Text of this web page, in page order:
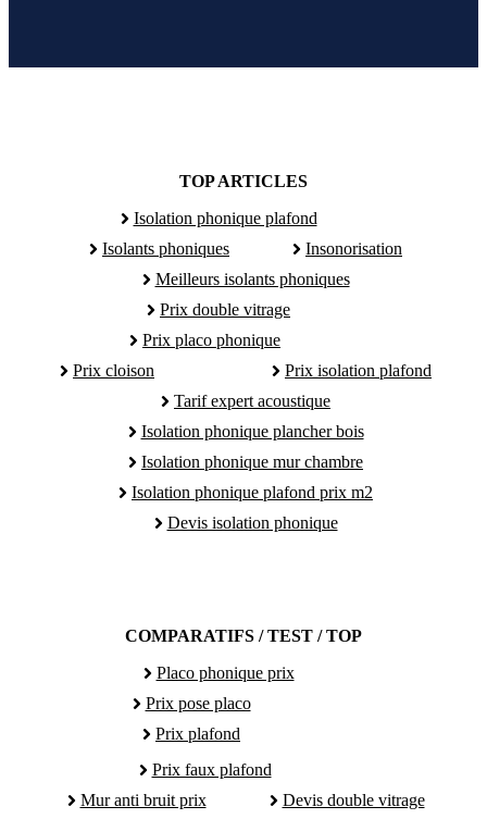
TOP ARTICLES
Isolation phonique plafond
Isolants phoniques
Insonorisation
Meilleurs isolants phoniques
Prix double vitrage
Prix placo phonique
Prix cloison
Prix isolation plafond
Tarif expert acoustique
Isolation phonique plancher bois
Isolation phonique mur chambre
Isolation phonique plafond prix m2
Devis isolation phonique
COMPARATIFS / TEST / TOP
Placo phonique prix
Prix pose placo
Prix plafond
Prix faux plafond
Mur anti bruit prix
Devis double vitrage